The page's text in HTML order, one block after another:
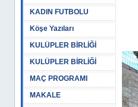
KADIN FUTBOLU
Köşe Yazıları
KULÜPLER BİRLİĞİ
KULÜPLER BİRLİĞİ
MAÇ PROGRAMI
MAKALE